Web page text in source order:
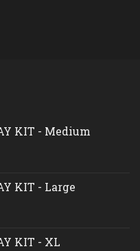
KIT - Medium
KIT - Large
KIT - XL